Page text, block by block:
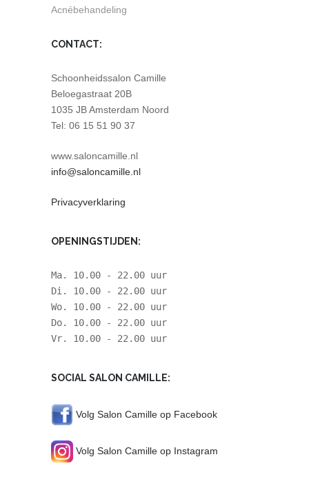
Acnébehandeling
CONTACT:
Schoonheidssalon Camille
Beloegastraat 20B
1035 JB Amsterdam Noord
Tel: 06 15 51 90 37
www.saloncamille.nl
info@saloncamille.nl
Privacyverklaring
OPENINGSTIJDEN:
Ma. 10.00 - 22.00 uur
Di. 10.00 - 22.00 uur
Wo. 10.00 - 22.00 uur
Do. 10.00 - 22.00 uur
Vr. 10.00 - 22.00 uur
SOCIAL SALON CAMILLE:
Volg Salon Camille op Facebook
Volg Salon Camille op Instagram